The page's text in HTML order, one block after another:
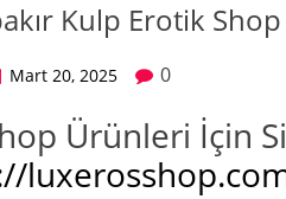
Kulp Erotik Shop
Mart 20, 2025 0
Ürünleri İçin